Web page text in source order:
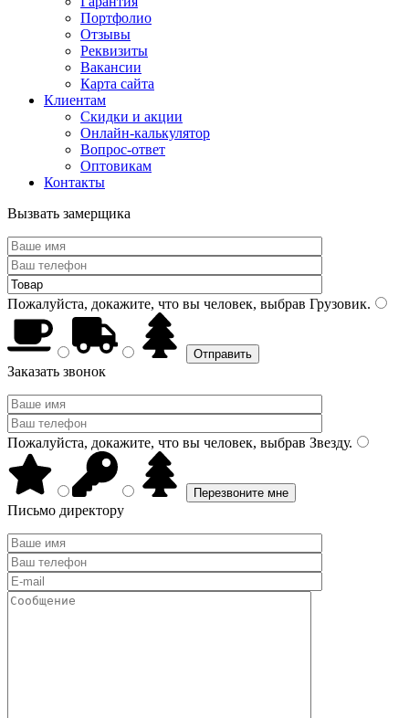
Портфолио
Отзывы
Реквизиты
Вакансии
Карта сайта
Клиентам
Скидки и акции
Онлайн-калькулятор
Вопрос-ответ
Оптовикам
Контакты
Вызвать замерщика
Пожалуйста, докажите, что вы человек, выбрав Грузовик.
Заказать звонок
Пожалуйста, докажите, что вы человек, выбрав Звезду.
Письмо директору